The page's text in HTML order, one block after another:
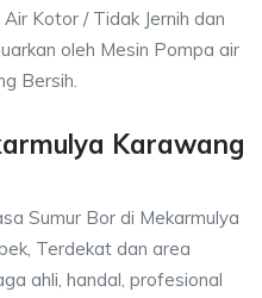
Kotor / Tidak Jernih dan
oleh Mesin Pompa air
Bersih.
Karawang
Sumur Bor di Mekarmulya
Terdekat dan area
ahli, handal, profesional